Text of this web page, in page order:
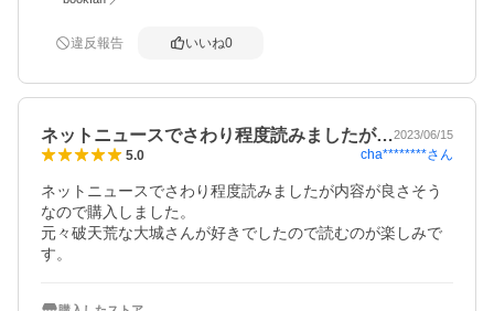
違反報告 いいね0
ネットニュースでさわり程度読みましたが…2023/06/15
5.0 cha********さん
ネットニュースでさわり程度読みましたが内容が良さそう
なので購入しました。
元々破天荒な大城さんが好きでしたので読むのが楽しみで
す。